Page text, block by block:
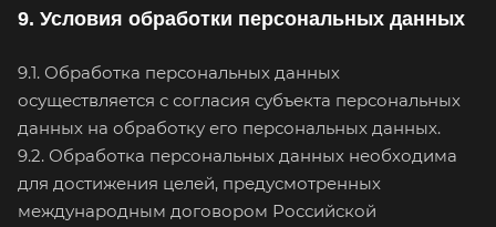
9. Условия обработки персональных данных
9.1. Обработка персональных данных
осуществляется с согласия субъекта персональных
данных на обработку его персональных данных.
9.2. Обработка персональных данных необходима
для достижения целей, предусмотренных
международным договором Российской